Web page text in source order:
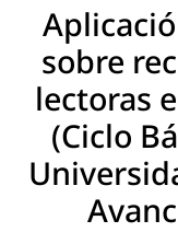
sobre
lectoras
(Ciclo